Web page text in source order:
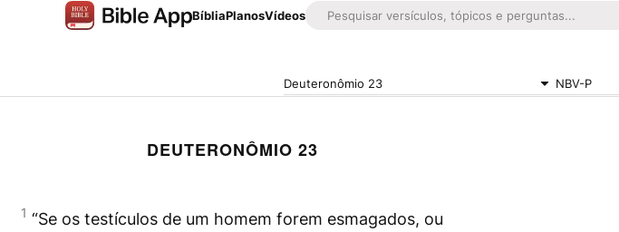
BíbliaPlanosVídeos
Deuteronômio 23 NBV-P
DEUTERONÔMIO 23
1 “Se os testículos de um homem forem esmagados, ou